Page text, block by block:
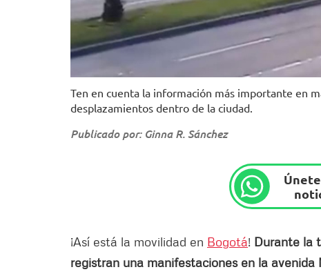
Ten en cuenta la información más importante en
desplazamientos dentro de la ciudad.
Publicado por: Ginna R. Sánchez
¡Así está la movilidad en Bogotá! Durante la
registran una manifestaciones en la